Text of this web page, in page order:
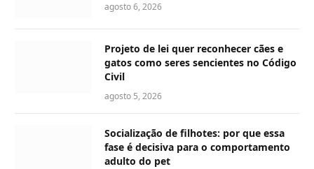
agosto 6, 2026
Projeto de lei quer reconhecer cães e
gatos como seres sencientes no Código
Civil
agosto 5, 2026
Socialização de filhotes: por que essa
fase é decisiva para o comportamento
adulto do pet